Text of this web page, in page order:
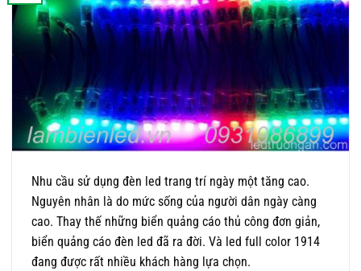
Nhu cầu sử dụng đèn led trang trí ngày một tăng cao.
Nguyên nhân là do mức sống của người dân ngày càng
cao. Thay thế những biển quảng cáo thủ công đơn giản,
biển quảng cáo đèn led đã ra đời. Và led full color 1914
đang được rất nhiều khách hàng lựa chọn.